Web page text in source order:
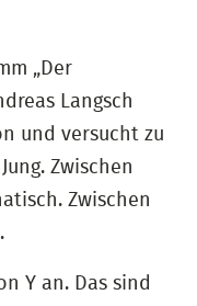
„Der
Langsch
und versucht zu
Zwischen
Zwischen
Y an. Das sind